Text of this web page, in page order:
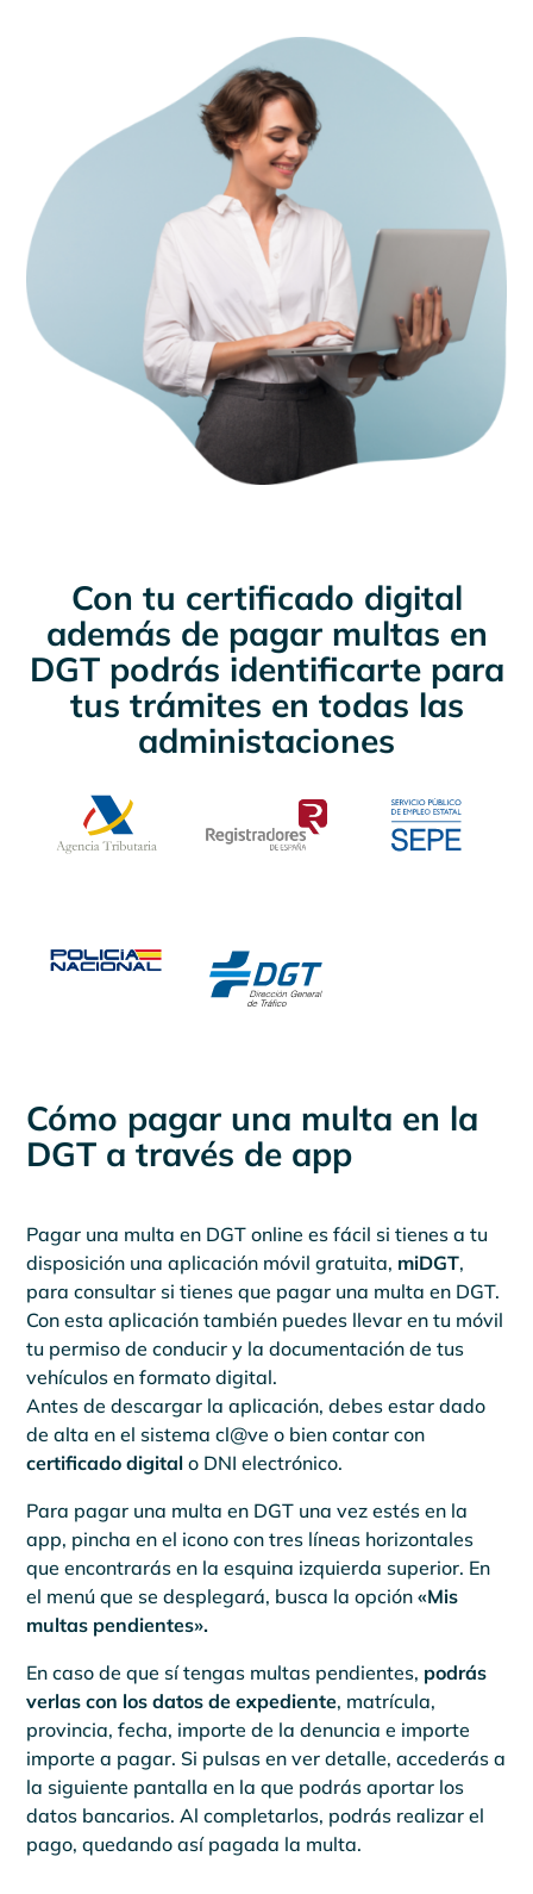
Con tu certificado digital
además de pagar multas en
DGT podrás identificarte para
tus trámites en todas las
administaciones
Cómo pagar una multa en la
DGT a través de app
Pagar una multa en DGT online es fácil si tienes a tu
disposición una aplicación móvil gratuita, miDGT,
para consultar si tienes que pagar una multa en DGT.
Con esta aplicación también puedes llevar en tu móvil
tu permiso de conducir y la documentación de tus
vehículos en formato digital.
Antes de descargar la aplicación, debes estar dado
de alta en el sistema cl@ve o bien contar con
certificado digital o DNI electrónico.
Para pagar una multa en DGT una vez estés en la
app, pincha en el icono con tres líneas horizontales
que encontrarás en la esquina izquierda superior. En
el menú que se desplegará, busca la opción«Mis
multas pendientes».
En caso de que sí tengas multas pendientes, podrás
verlas con los datos de expediente, matrícula,
provincia, fecha, importe de la denuncia e importe
importe a pagar. Si pulsas en ver detalle, accederás a
la siguiente pantalla en la que podrás aportar los
datos bancarios. Al completarlos, podrás realizar el
pago, quedando así pagada la multa.